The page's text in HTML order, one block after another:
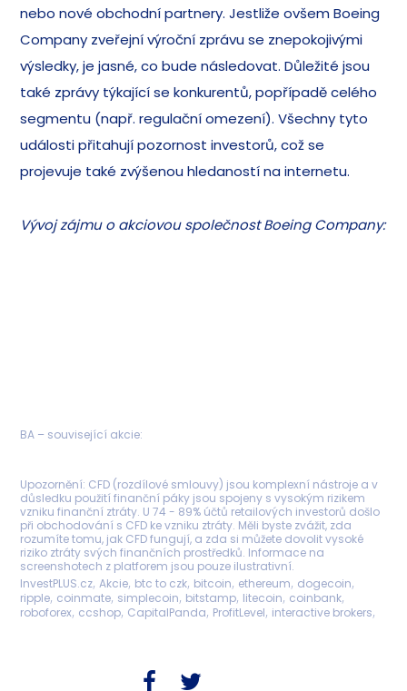
nebo nové obchodní partnery. Jestliže ovšem Boeing
Company zveřejní výroční zprávu se znepokojivými
výsledky, je jasné, co bude následovat. Důležité jsou
také zprávy týkající se konkurentů, popřípadě celého
segmentu (např. regulační omezení). Všechny tyto
události přitahují pozornost investorů, což se
projevuje také zvýšenou hledaností na internetu.
Vývoj zájmu o akciovou společnost Boeing Company:
BA – související akcie
Upozornění: CFD (rozdílové smlouvy) jsou komplexní nástroje a v
důsledku použití finanční páky jsou spojeny s vysokým rizikem
vzniku finanční ztráty. U 74 - 89% účtů retailových investorů došlo
při obchodování s CFD ke vzniku ztráty. Měli byste zvážit, zda
rozumíte tomu, jak CFD fungují, a zda si můžete dovolit vysoké
riziko ztráty svých finančních prostředků. Informace na
screenshotech z platforem jsou pouze ilustrativní.
InvestPLUS.cz Akcie btc to czk bitcoin ethereum dogecoin
ripple coinmate simplecoin bitstamp litecoin coinbank
roboforex ccshop CapitalPanda ProfitLevel interactive brokers